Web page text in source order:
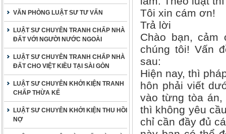
VĂN PHÒNG LUẬT SƯ TƯ VẤN
LUẬT SƯ CHUYÊN TRANH CHẤP NHÀ
ĐẤT VỚI NGƯỜI NƯỚC NGOÀI
LUẬT SƯ CHUYÊN TRANH CHẤP NHÀ
ĐẤT CHO VIỆT KIỀU TẠI SÀI GÒN
LUẬT SƯ CHUYÊN KHỞI KIỆN TRANH
CHẤP THỪA KẾ
LUẬT SƯ CHUYÊN KHỞI KIỆN THU HỒI
NỢ
Tôi xin cám ơn!
Trả lời
Chào bạn,
chúng tôi! Vấn
sau:
Hiện nay, thì
hôn phải viết
vào từng tòa
thì không yêu
chỉ cần đầy đủ